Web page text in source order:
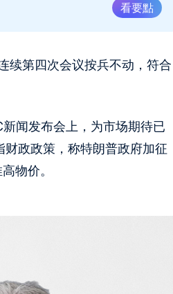
看要點
续第四次会议按兵不动，符合
闻发布会上，为市场期待已
政政策，称特朗普政府加征
物价。